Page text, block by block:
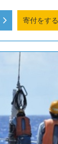
寄付をする